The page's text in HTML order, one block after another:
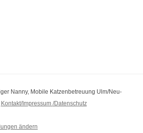
Nanny, Mobile Katzenbetreuung Ulm/Neu-
Kontakt/Impressum /Datenschutz
ändern